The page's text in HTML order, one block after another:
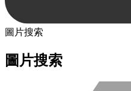
圖片搜索
圖片搜索